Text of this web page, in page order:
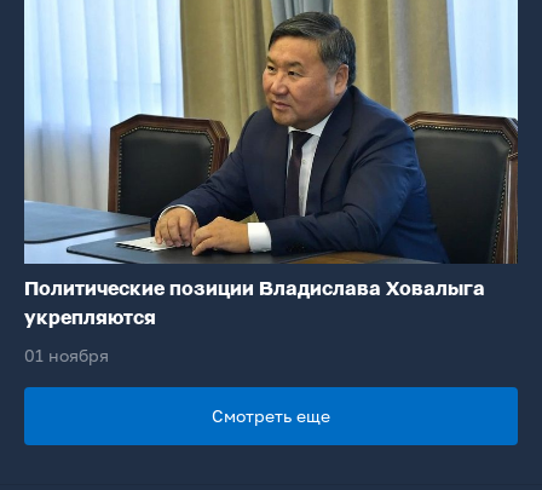
Политические позиции Владислава Ховалыга
укрепляются
01 ноября
Смотреть еще